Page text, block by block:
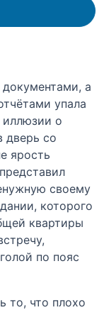
документами, а
упала
иллюзии о
дверь со
ярость
своему
которого
квартиры
по пояс
то, что плохо